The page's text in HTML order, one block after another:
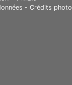
- Crédits photo